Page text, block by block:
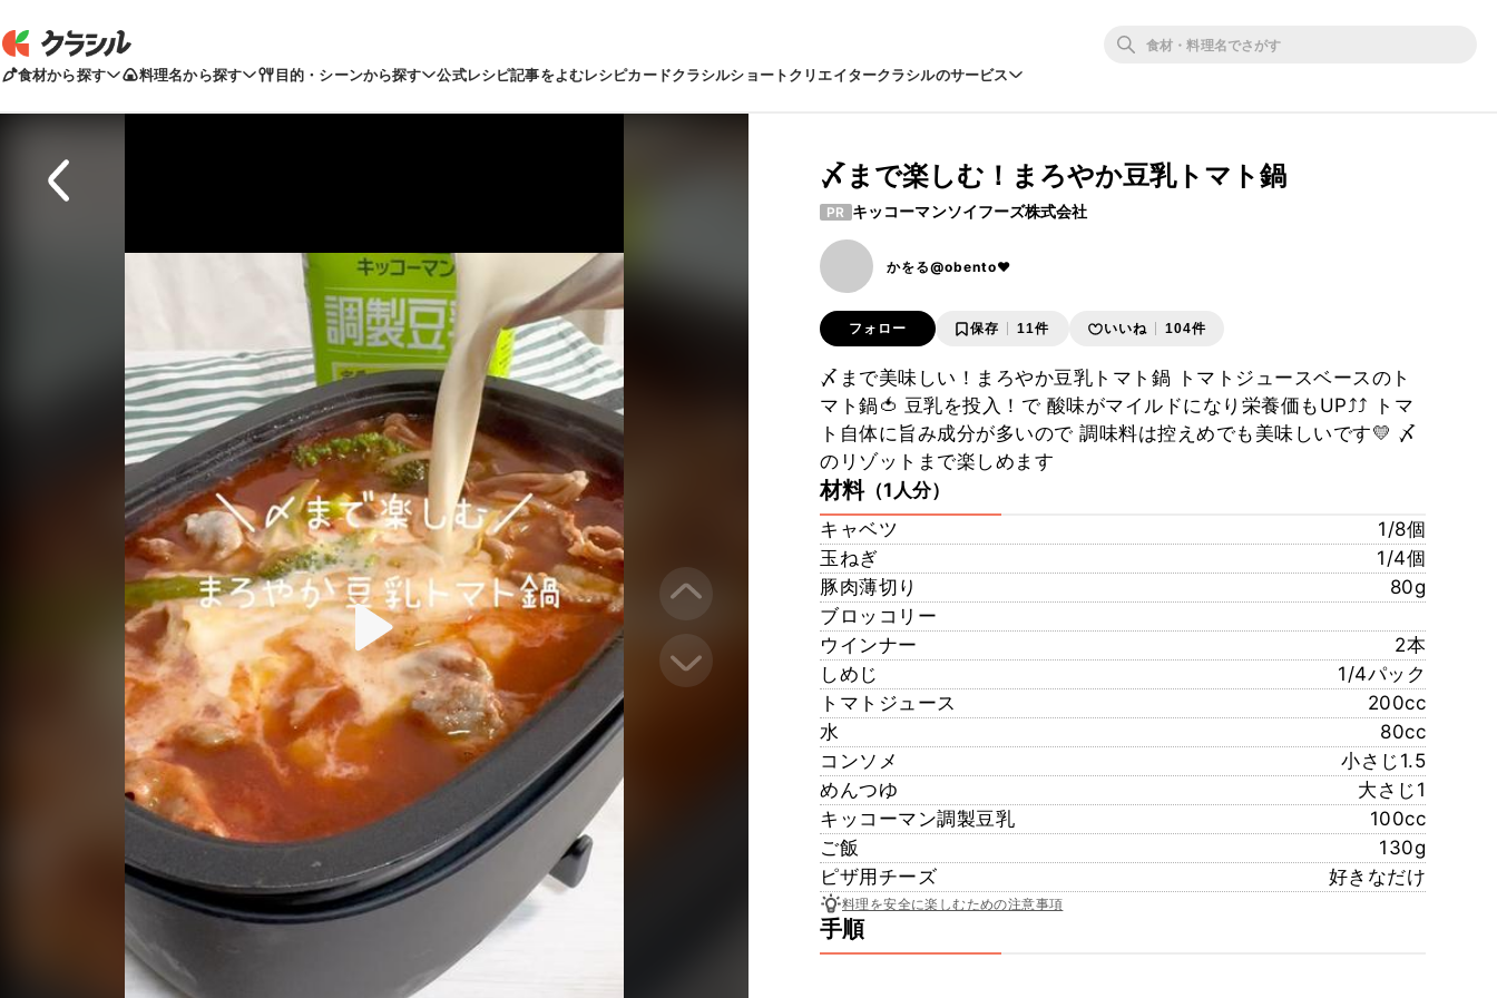
食材から探す 料理名から探す 目的・シーンから探す 公式レシピ記事をよむレシピカードクラシルショートクリエイタークラシルのサービス
〆まで楽しむ！まろやか豆乳トマト鍋
PR キッコーマンソイフーズ株式会社
かをる@obento❤︎
フォロー 保存 11件 いいね 104件
〆まで美味しい！まろやか豆乳トマト鍋 トマトジュースベースのト
マト鍋🍅 豆乳を投入！で 酸味がマイルドになり栄養価もUP⤴︎⤴︎ トマ
ト自体に旨み成分が多いので 調味料は控えめでも美味しいです💛 〆
のリゾットまで楽しめます
材料（1人分）
キャベツ
1/8個
玉ねぎ
1/4個
豚肉薄切り
80g
ブロッコリー
ウインナー
2本
しめじ
1/4パック
トマトジュース
200cc
水
80cc
コンソメ
小さじ1.5
めんつゆ
大さじ1
キッコーマン調製豆乳
100cc
ご飯
130g
ピザ用チーズ
好きなだけ
料理を安全に楽しむための注意事項
手順